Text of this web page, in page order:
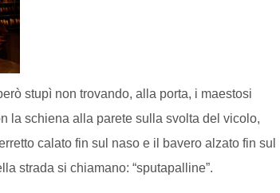
stupì non trovando, alla porta, i maestosi
la schiena alla parete sulla svolta del vicolo,
calato fin sul naso e il bavero alzato fin sul
strada si chiamano: “sputapalline”.